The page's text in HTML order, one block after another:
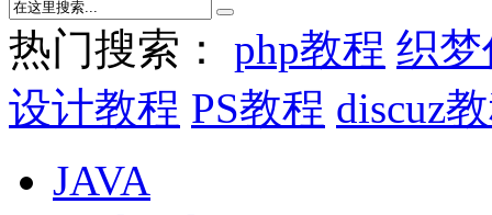
热门搜索： php教程 织
设计教程 PS教程 discuz
JAVA